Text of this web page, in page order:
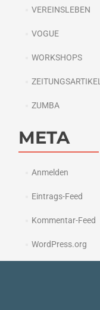
VEREINSLEBEN
VOGUE
WORKSHOPS
ZEITUNGSARTIKEL
ZUMBA
META
Anmelden
Eintrags-Feed
Kommentar-Feed
WordPress.org